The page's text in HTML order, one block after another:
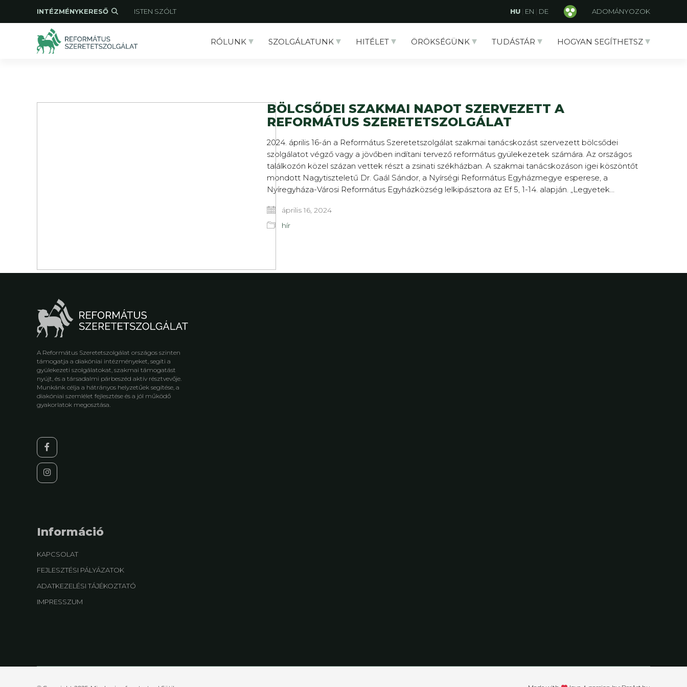
INTÉZMÉNYKERESŐ ISTEN SZÓLT HU | EN | DE ADOMÁNYOZOK
RÓLUNK SZOLGÁLATUNK HITÉLET ÖRÖKSÉGÜNK TUDÁSTÁR HOGYAN SEGÍTHETSZ
BÖLCSŐDEI SZAKMAI NAPOT SZERVEZETT A
REFORMÁTUS SZERETETSZOLGÁLAT
2024. április 16-án a Református Szeretetszolgálat szakmai tanácskozást szervezett bölcsődei
szolgálatot végző vagy a jövőben indítani tervező református gyülekezetek számára. Az országos
találkozón közel százan vettek részt a zsinati székházban. A szakmai tanácskozáson igei köszöntőt
mondott Nagytiszteletű Dr. Gaál Sándor, a Nyírségi Református Egyházmegye esperese, a
Nyíregyháza-Városi Református Egyházközség lelkipásztora az Ef 5, 1-14. alapján. „Legyetek…
április 16, 2024
hír
A Református Szeretetszolgálat országos szinten
támogatja a diakóniai intézményeket, segíti a
gyülekezeti szolgálatokat, szakmai támogatást
nyújt, és a társadalmi párbeszéd aktív résztvevője.
Munkánk célja a hátrányos helyzetűek segítése, a
diakóniai szemlélet fejlesztése és a jól működő
gyakorlatok megosztása.
Információ
KAPCSOLAT
FEJLESZTÉSI PÁLYÁZATOK
ADATKEZELÉSI TÁJÉKOZTATÓ
IMPRESSZUM